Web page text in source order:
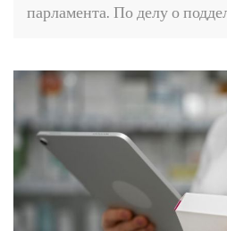
парламента. По делу о